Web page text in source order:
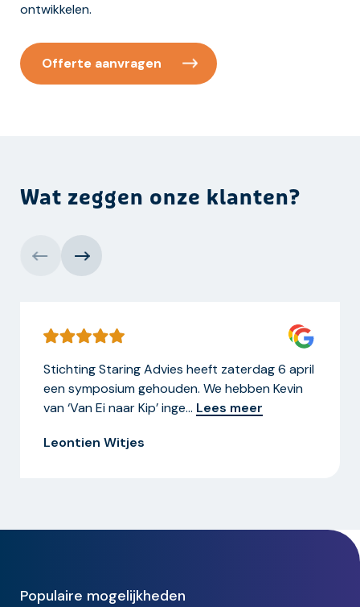
ontwikkelen.
Offerte aanvragen
Wat zeggen onze klanten?
Stichting Staring Advies heeft zaterdag 6 april
een symposium gehouden. We hebben Kevin
van ‘Van Ei naar Kip’ inge… Lees meer
Leontien Witjes
Populaire mogelijkheden